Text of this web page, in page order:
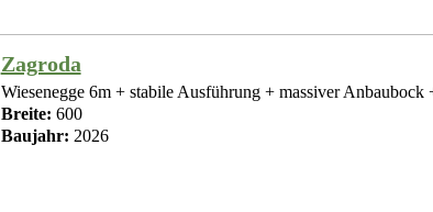
Zagroda
Wiesenegge 6m + stabile Ausführung + massiver
Breite: 600
Baujahr: 2026